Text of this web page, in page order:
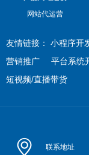
网站代运营
友情链接： 小程序开
营销推广
平台系统
短视频/直播带货
联系地址